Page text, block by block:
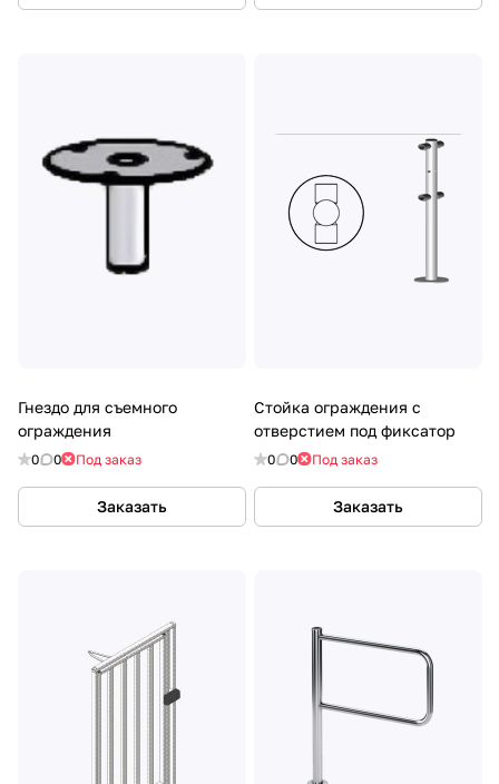
Гнездо для съемного
ограждения
0 0 Под заказ
Заказать
Стойка ограждения c
отверстием под фиксатор
0 0 Под заказ
Заказать